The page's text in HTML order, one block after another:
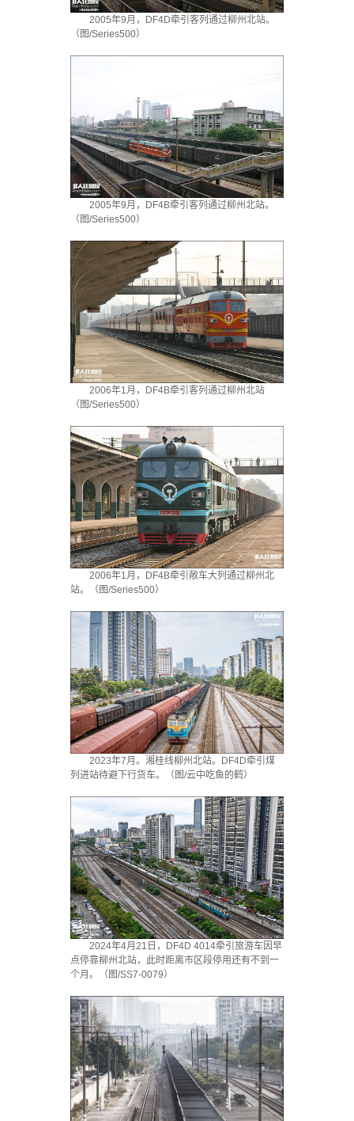
2005年9月，DF4D牵引客列通过柳州北站。
（图/Series500）
2005年9月，DF4B牵引客列通过柳州北站。
（图/Series500）
2006年1月，DF4B牵引客列通过柳州北站
（图/Series500）
2006年1月，DF4B牵引敞车大列通过柳州北
站。（图/Series500）
2023年7月。湘桂线柳州北站。DF4D牵引煤
列进站待避下行货车。（图/云中吃鱼的鹤）
2024年4月21日，DF4D 4014牵引旅游车因早
点停靠柳州北站，此时距离市区段停用还有不到一
个月。（图/SS7-0079）